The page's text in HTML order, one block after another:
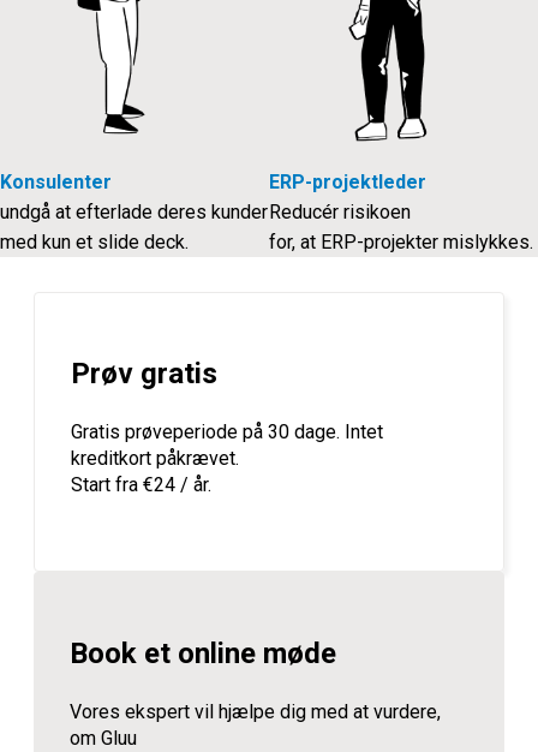
Konsulenter
undgå at efterlade deres kunder
med kun et slide deck.
ERP-projektleder
Reducér risikoen
for, at ERP-projekter mislykkes.
Prøv gratis
Gratis prøveperiode på 30 dage. Intet
kreditkort påkrævet.
Start fra €24 / år.
Book et online møde
Vores ekspert vil hjælpe dig med at vurdere,
om Gluu